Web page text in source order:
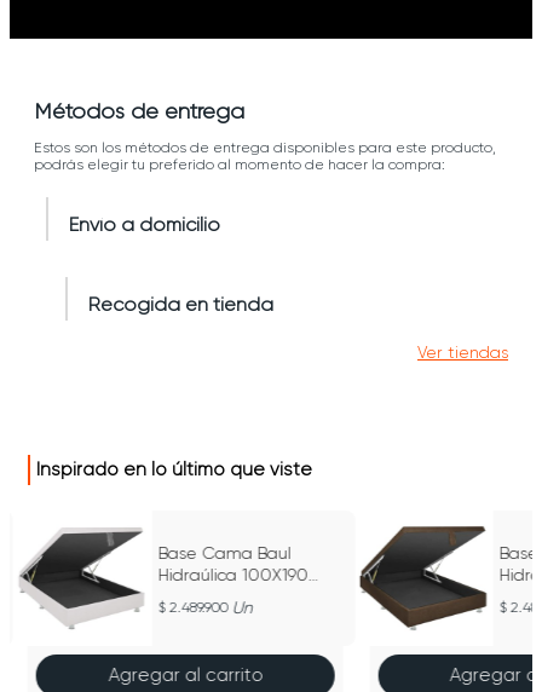
Métodos de entrega
Estos son los métodos de entrega disponibles para este producto,
podrás elegir tu preferido al momento de hacer la compra:
Envío a domicilio
Recogida en tienda
Ver tiendas
Inspirado en lo último que viste
Base Cama Baul
Hidraúlica 100X190
Microfibra
2.489.900 Un
Agregar al carrito Agregar